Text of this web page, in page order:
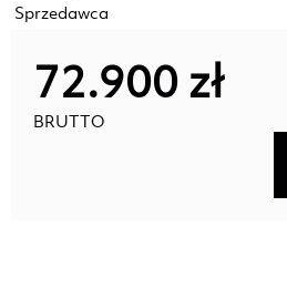
Sprzedawca
72.900 zł
BRUTTO